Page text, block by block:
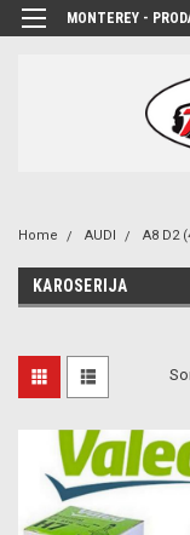
MONTEREY -
Home AUDI A8 D2
KAROSERIJA